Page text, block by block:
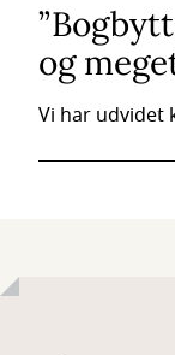
og
Vi har udvidet